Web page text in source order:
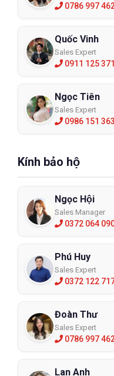
0786 997
Quốc Vinh
Sales Expert
0911 125 371
Ngọc Tiên
Sales Expert
0986 151 363
Kính bảo hộ
Ngọc Hội
Sales Manager
0372 064
Phú Huy
Sales Expert
0372 122
Đoàn Thư
Sales Expert
0786 997
Lan Anh